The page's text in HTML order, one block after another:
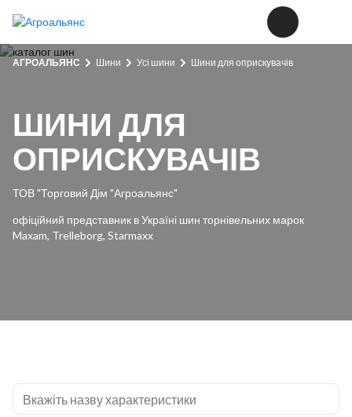
АГРОАЛЬЯНС Шини Усі шини Шини для оприскувачів
ШИНИ ДЛЯ
ОПРИСКУВАЧІВ
ТОВ "Торговий Дім "Агроальянс"
офіційний представник в Україні шин торнівельних марок
Maxam, Trelleborg, Starmaxx